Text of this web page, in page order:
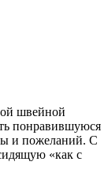
швейной
понравившуюся
и пожеланий. С
«как с